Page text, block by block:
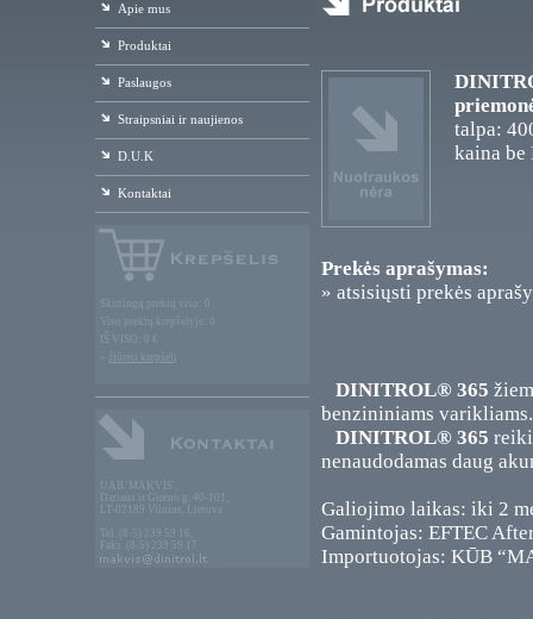
Apie mus
Produktai
Paslaugos
Straipsniai ir naujienos
D.U.K
Kontaktai
Skirtingų prekių viso: 0
Viso prekių krepšelyje: 0
IŠ VISO: 0 €
» žiūrėti krepšelį
UAB 'MAKVIS',
Dariaus ir Girėno g. 40-101,
LT-02189 Vilnius, Lietuva
Tel. (8-5) 239 59 16,
Faks. (8-5) 239 59 17
talpa:
kaina be
Prekės aprašymas:
» atsisiųsti prekės
DINITROL® 365
benzininiams varikliams.
DINITROL® 365
nenaudodamas daug
Galiojimo laikas: iki 2
Gamintojas: EFTEC
Importuotojas: KŪB